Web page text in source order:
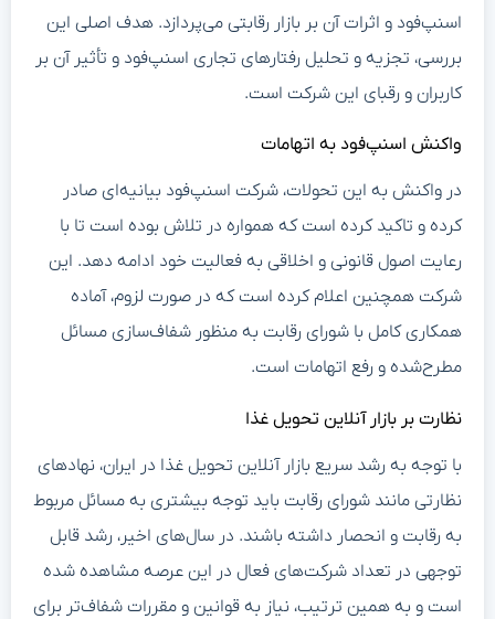
اسنپ‌فود و اثرات آن بر بازار رقابتی می‌پردازد. هدف اصلی این
بررسی، تجزیه و تحلیل رفتارهای تجاری اسنپ‌فود و تأثیر آن بر
کاربران و رقبای این شرکت است.
واکنش اسنپ‌فود به اتهامات
در واکنش به این تحولات، شرکت اسنپ‌فود بیانیه‌ای صادر
کرده و تاکید کرده است که همواره در تلاش بوده است تا با
رعایت اصول قانونی و اخلاقی به فعالیت خود ادامه دهد. این
شرکت همچنین اعلام کرده است که در صورت لزوم، آماده
همکاری کامل با شورای رقابت به منظور شفاف‌سازی مسائل
مطرح‌شده و رفع اتهامات است.
نظارت بر بازار آنلاین تحویل غذا
با توجه به رشد سریع بازار آنلاین تحویل غذا در ایران، نهادهای
نظارتی مانند شورای رقابت باید توجه بیشتری به مسائل مربوط
به رقابت و انحصار داشته باشند. در سال‌های اخیر، رشد قابل
توجهی در تعداد شرکت‌های فعال در این عرصه مشاهده شده
است و به همین ترتیب، نیاز به قوانین و مقررات شفاف‌تر برای